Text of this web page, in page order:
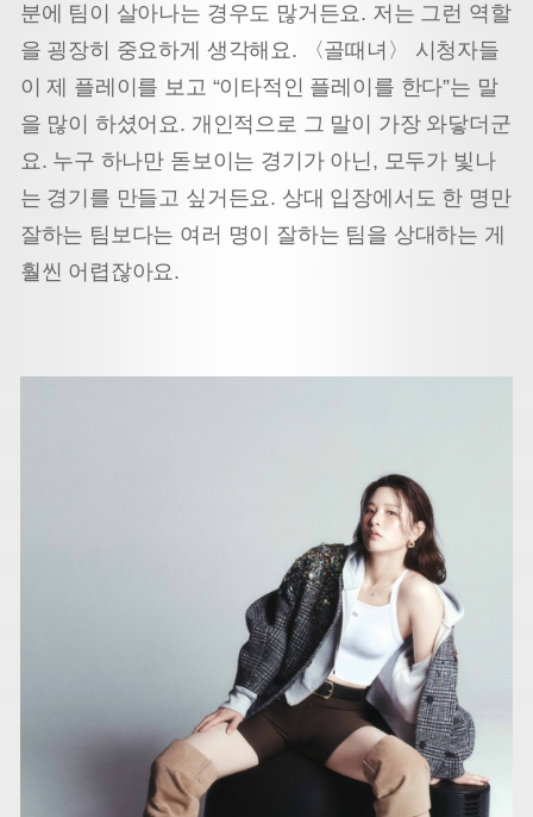
분에 팀이 살아나는 경우도 많거든요. 저는 그런 역할
을 굉장히 중요하게 생각해요. 〈골때녀〉 시청자들
이 제 플레이를 보고 “이타적인 플레이를 한다”는 말
을 많이 하셨어요. 개인적으로 그 말이 가장 와닿더군
요. 누구 하나만 돋보이는 경기가 아닌, 모두가 빛나
는 경기를 만들고 싶거든요. 상대 입장에서도 한 명만
잘하는 팀보다는 여러 명이 잘하는 팀을 상대하는 게
훨씬 어렵잖아요.